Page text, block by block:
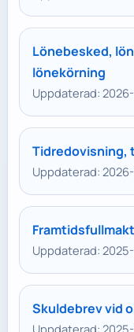
Lönebesked,
lönekörning
Uppdaterad:
Tidredovisning,
Uppdaterad:
Framtidsfullmakt
Uppdaterad:
Skuldebrev vid
Uppdaterad: